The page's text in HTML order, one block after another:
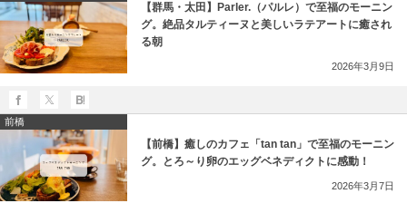
【群馬・太田】Parler.（パルレ）で至福のモーニン
グ。絶品タルティーヌと美しいラテアートに癒され
る朝
2026年3月9日
前橋
【前橋】癒しのカフェ「tan tan」で至福のモーニン
グ。とろ～り卵のエッグベネディクトに感動！
2026年3月7日